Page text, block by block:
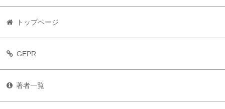
トップページ
GEPR
著者一覧